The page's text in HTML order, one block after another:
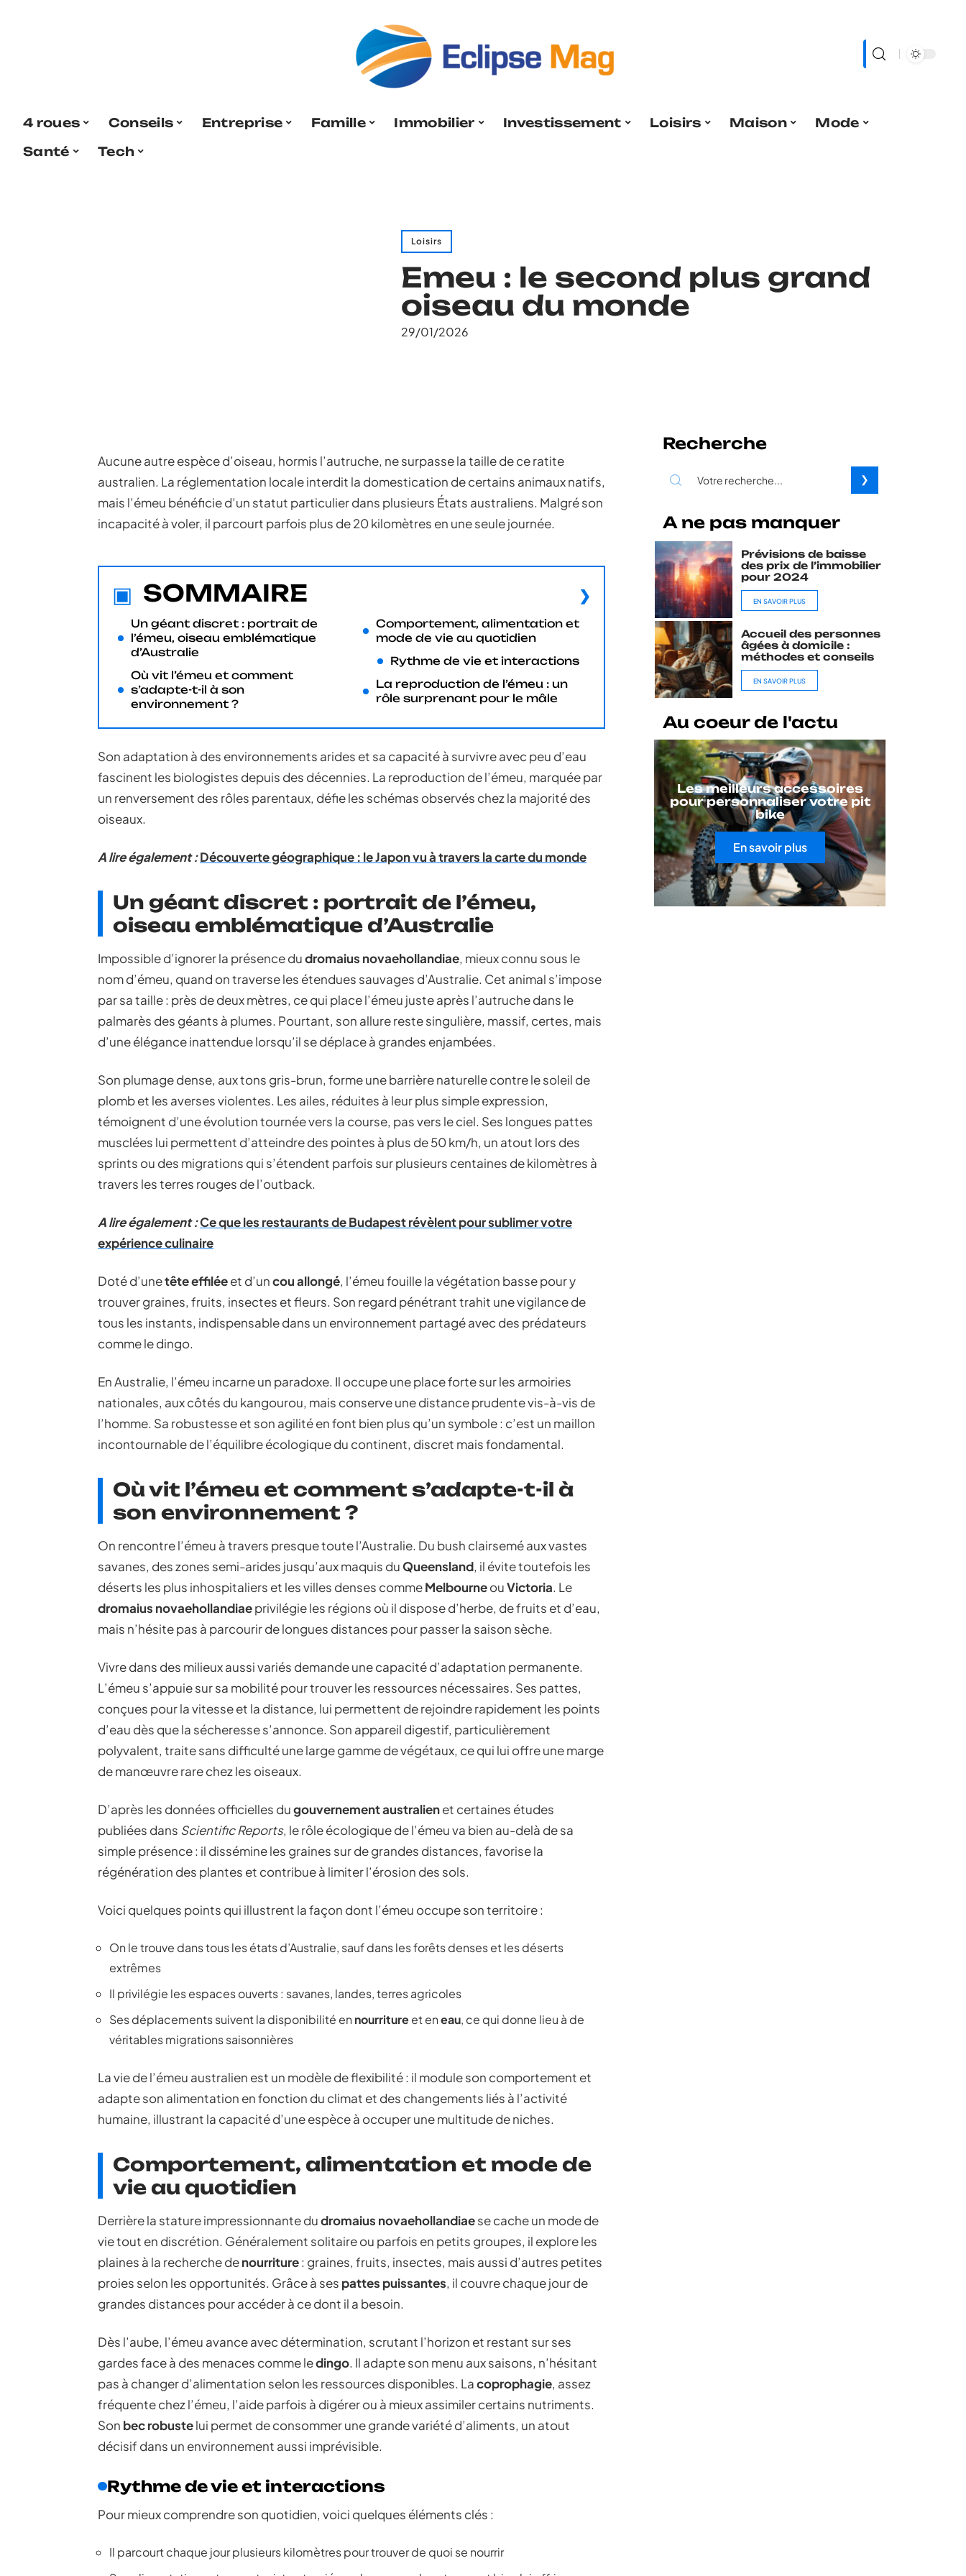
4 roues Conseils Entreprise Famille Immobilier Investissement Loisirs Maison
Mode
Santé
Tech
Loisirs
Emeu : le second plus grand
oiseau du monde
29/01/2026
Aucune autre espèce d’oiseau, hormis l’autruche, ne surpasse la taille de ce ratite
australien. La réglementation locale interdit la domestication de certains animaux natifs,
mais l’émeu bénéficie d’un statut particulier dans plusieurs États australiens. Malgré son
incapacité à voler, il parcourt parfois plus de 20 kilomètres en une seule journée.
SOMMAIRE
Un géant discret : portrait de
l’émeu, oiseau emblématique
d’Australie
Où vit l’émeu et comment
s’adapte-t-il à son
environnement ?
Comportement, alimentation et
mode de vie au quotidien
Rythme de vie et interactions
La reproduction de l’émeu : un
rôle surprenant pour le mâle
Son adaptation à des environnements arides et sa capacité à survivre avec peu d’eau
fascinent les biologistes depuis des décennies. La reproduction de l’émeu, marquée par
un renversement des rôles parentaux, défie les schémas observés chez la majorité des
oiseaux.
A lire également :Découverte géographique : le Japon vu à travers la carte du monde
Un géant discret : portrait de l’émeu,
oiseau emblématique d’Australie
Impossible d’ignorer la présence dudromaius novaehollandiae, mieux connu sous le
nom d’émeu, quand on traverse les étendues sauvages d’Australie. Cet animal s’impose
par sa taille : près de deux mètres, ce qui place l’émeu juste après l’autruche dans le
palmarès des géants à plumes. Pourtant, son allure reste singulière, massif, certes, mais
d’une élégance inattendue lorsqu’il se déplace à grandes enjambées.
Son plumage dense, aux tons gris-brun, forme une barrière naturelle contre le soleil de
plomb et les averses violentes. Les ailes, réduites à leur plus simple expression,
témoignent d’une évolution tournée vers la course, pas vers le ciel. Ses longues pattes
musclées lui permettent d’atteindre des pointes à plus de 50 km/h, un atout lors des
sprints ou des migrations qui s’étendent parfois sur plusieurs centaines de kilomètres à
travers les terres rouges de l’outback.
A lire également :Ce que les restaurants de Budapest révèlent pour sublimer votre
expérience culinaire
Doté d’unetête effiléeet d’uncou allongé, l’émeu fouille la végétation basse pour y
trouver graines, fruits, insectes et fleurs. Son regard pénétrant trahit une vigilance de
tous les instants, indispensable dans un environnement partagé avec des prédateurs
comme le dingo.
En Australie, l’émeu incarne un paradoxe. Il occupe une place forte sur les armoiries
nationales, aux côtés du kangourou, mais conserve une distance prudente vis-à-vis de
l’homme. Sa robustesse et son agilité en font bien plus qu’un symbole : c’est un maillon
incontournable de l’équilibre écologique du continent, discret mais fondamental.
Où vit l’émeu et comment s’adapte-t-il à
son environnement ?
On rencontre l’émeu à travers presque toute l’Australie. Du bush clairsemé aux vastes
savanes, des zones semi-arides jusqu’aux maquis duQueensland, il évite toutefois les
déserts les plus inhospitaliers et les villes denses commeMelbourneouVictoria. Le
dromaius novaehollandiaeprivilégie les régions où il dispose d’herbe, de fruits et d’eau,
mais n’hésite pas à parcourir de longues distances pour passer la saison sèche.
Vivre dans des milieux aussi variés demande une capacité d’adaptation permanente.
L’émeu s’appuie sur sa mobilité pour trouver les ressources nécessaires. Ses pattes,
conçues pour la vitesse et la distance, lui permettent de rejoindre rapidement les points
d’eau dès que la sécheresse s’annonce. Son appareil digestif, particulièrement
polyvalent, traite sans difficulté une large gamme de végétaux, ce qui lui offre une marge
de manœuvre rare chez les oiseaux.
D’après les données officielles dugouvernement australienet certaines études
publiées dans Scientific Reports, le rôle écologique de l’émeu va bien au-delà de sa
simple présence : il dissémine les graines sur de grandes distances, favorise la
régénération des plantes et contribue à limiter l’érosion des sols.
Voici quelques points qui illustrent la façon dont l’émeu occupe son territoire :
On le trouve dans tous les états d’Australie, sauf dans les forêts denses et les déserts
extrêmes
Il privilégie les espaces ouverts : savanes, landes, terres agricoles
Ses déplacements suivent la disponibilité en nourritureet eneau, ce qui donne lieu à de
véritables migrations saisonnières
La vie de l’émeu australien est un modèle de flexibilité : il module son comportement et
adapte son alimentation en fonction du climat et des changements liés à l’activité
humaine, illustrant la capacité d’une espèce à occuper une multitude de niches.
Comportement, alimentation et mode de
vie au quotidien
Derrière la stature impressionnante dudromaius novaehollandiaese cache un mode de
vie tout en discrétion. Généralement solitaire ou parfois en petits groupes, il explore les
plaines à la recherche denourriture: graines, fruits, insectes, mais aussi d’autres petites
proies selon les opportunités. Grâce à ses pattes puissantes, il couvre chaque jour de
grandes distances pour accéder à ce dont il a besoin.
Dès l’aube, l’émeu avance avec détermination, scrutant l’horizon et restant sur ses
gardes face à des menaces comme ledingo. Il adapte son menu aux saisons, n’hésitant
pas à changer d’alimentation selon les ressources disponibles. Lacoprophagie, assez
fréquente chez l’émeu, l’aide parfois à digérer ou à mieux assimiler certains nutriments.
Son bec robustelui permet de consommer une grande variété d’aliments, un atout
décisif dans un environnement aussi imprévisible.
Rythme de vie et interactions
Pour mieux comprendre son quotidien, voici quelques éléments clés :
Il parcourt chaque jour plusieurs kilomètres pour trouver de quoi se nourrir
Recherche
A ne pas manquer
Prévisions de baisse
des prix de l’immobilier
pour 2024
EN SAVOIR PLUS
Accueil des personnes
âgées à domicile :
méthodes et conseils
EN SAVOIR PLUS
Au coeur de l'actu
Les meilleurs accessoires
pour personnaliser votre pit
bike
En savoir plus